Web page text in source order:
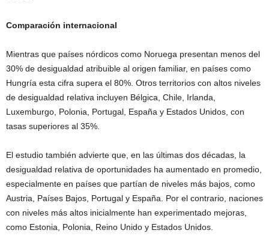
Comparación internacional
Mientras que países nórdicos como Noruega presentan menos del
30% de desigualdad atribuible al origen familiar, en países como
Hungría esta cifra supera el 80%. Otros territorios con altos niveles
de desigualdad relativa incluyen Bélgica, Chile, Irlanda,
Luxemburgo, Polonia, Portugal, España y Estados Unidos, con
tasas superiores al 35%.
El estudio también advierte que, en las últimas dos décadas, la
desigualdad relativa de oportunidades ha aumentado en promedio,
especialmente en países que partían de niveles más bajos, como
Austria, Países Bajos, Portugal y España. Por el contrario, naciones
con niveles más altos inicialmente han experimentado mejoras,
como Estonia, Polonia, Reino Unido y Estados Unidos.